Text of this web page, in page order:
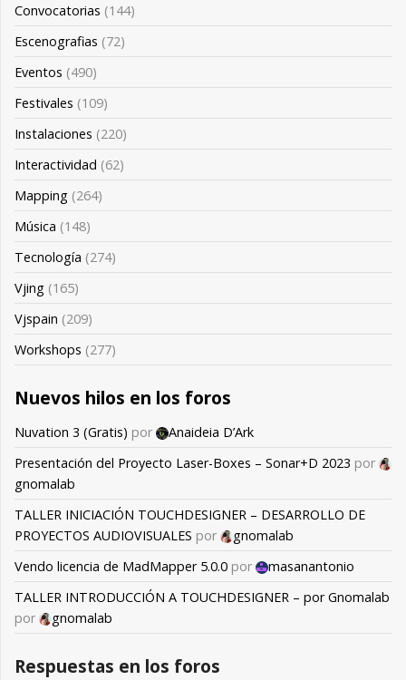
Convocatorias (144)
Escenografias (72)
Eventos (490)
Festivales (109)
Instalaciones (220)
Interactividad (62)
Mapping (264)
Música (148)
Tecnología (274)
Vjing (165)
Vjspain (209)
Workshops (277)
Nuevos hilos en los foros
Nuvation 3 (Gratis) por
Anaideia D’Ark
Presentación del Proyecto Laser-Boxes – Sonar+D 2023 por
gnomalab
TALLER INICIACIÓN TOUCHDESIGNER – DESARROLLO DE
PROYECTOS AUDIOVISUALES por
gnomalab
Vendo licencia de MadMapper 5.0.0 por
masanantonio
TALLER INTRODUCCIÓN A TOUCHDESIGNER – por Gnomalab
por
gnomalab
Respuestas en los foros